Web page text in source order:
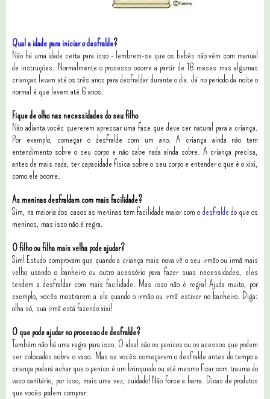
Qual a idade para iniciar o desfralde?
Não há uma idade certa para isso - lembrem-se que os bebês não vêm com manual
de instruções. Normalmente o processo ocorre a partir de 18 meses mas algumas
crianças levam até os três anos para desfraldar durante o dia. Já no período da noite o
normal é que levem até 6 anos.
Fique de olho nas necessidades do seu filho
Não adianta vocês quererem apressar uma fase que deve ser natural para a criança.
Por exemplo, começar o desfralde com um ano. A criança ainda não tem
entendimento sobre o seu corpo e não sabe nada ainda sobre. A criança precisa,
antes de mais nada, ter capacidade física sobre o seu corpo e entender o que é o xixi,
como ele ocorre.
As meninas desfraldam com mais facilidade?
Sim, na maioria dos casos as meninas tem facilidade maior com o desfralde do que os
meninos, mas isso não é regra.
O filho ou filha mais velha pode ajudar?
Sim! Estudo comprovam que quando a criança mais nova vê o seu irmão ou irmã mais
velho usando o banheiro ou outro acessório para fazer suas necessidades, eles
tendem a desfraldar com mais facilidade. Mas isso não é regra! Ajuda muito, por
exemplo, vocês mostrarem a ela quando o irmão ou irmã estiver no banheiro. Diga:
olha só, sua irmã está fazendo xixi!
O que pode ajudar no processo de desfralde?
Também não há uma regra para isso. O ideal são os penicos ou os acessos que podem
ser colocados sobre o vaso. Mas se vocês começarem o desfralde antes do tempo a
criança poderá achar que o penico é um brinquedo ou até mesmo ficar com trauma do
vaso sanitário, por isso, mais uma vez, cuidado! Não force a barra. Dicas de produtos
que vocês podem comprar: